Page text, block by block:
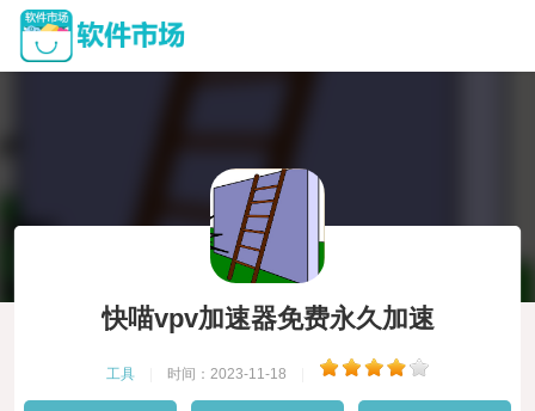
快喵vpv加速器免费永久加速
工具 时间：2023-11-18